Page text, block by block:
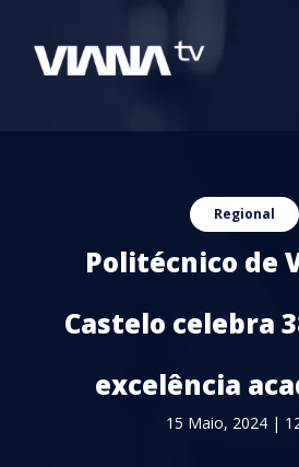
Regional
Politécnico de
Castelo celebra
excelência
15 Maio, 2024 |